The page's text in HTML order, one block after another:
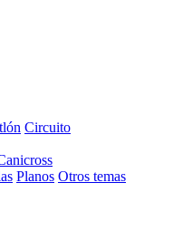
Circuito
Planos Otros temas